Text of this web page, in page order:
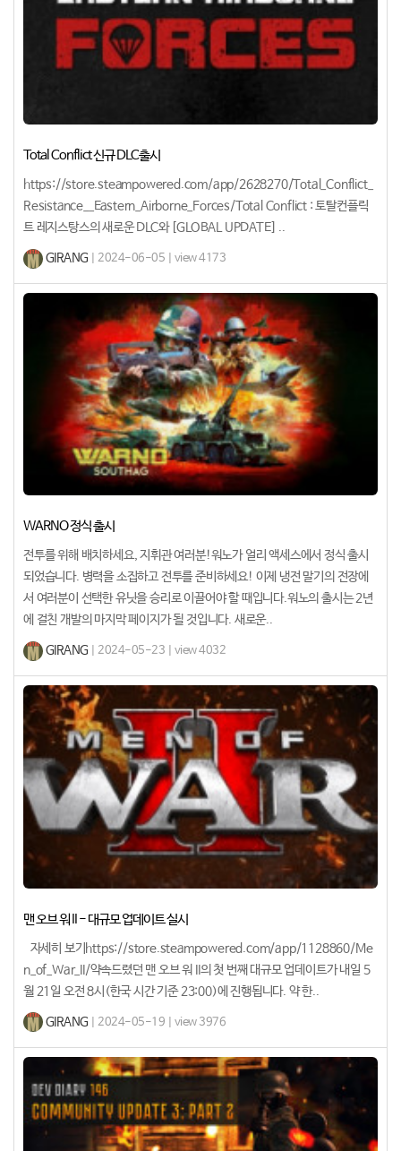
Total Conflict 신규 DLC출시
https://store.steampowered.com/app/2628270/Total_Conflict_
Resistance__Eastern_Airborne_Forces/Total Conflict : 토탈컨플릭
트 레지스탕스의 새로운 DLC와 [GLOBAL UPDATE] ..
GIRANG | 2024-06-05 | view 4173
WARNO 정식 출시
전투를 위해 배치하세요, 지휘관 여러분!워노가 얼리 액세스에서 정식 출시
되었습니다. 병력을 소집하고 전투를 준비하세요! 이제 냉전 말기의 전장에
서 여러분이 선택한 유닛을 승리로 이끌어야 할 때입니다.워노의 출시는 2년
에 걸친 개발의 마지막 페이지가 될 것입니다. 새로운..
GIRANG | 2024-05-23 | view 4032
맨 오브 워 II - 대규모 업데이트 실시
자세히 보기https://store.steampowered.com/app/1128860/Me
n_of_War_II/약속드렸던 맨 오브 워 II의 첫 번째 대규모 업데이트가 내일 5
월 21일 오전 8시(한국 시간 기준 23:00)에 진행됩니다. 약 한..
GIRANG | 2024-05-19 | view 3976